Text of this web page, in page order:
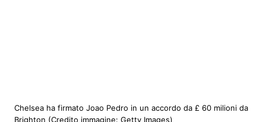
Chelsea ha firmato Joao Pedro in un accordo da £ 60 milioni da
Brighton (Credito immagine: Getty Images)